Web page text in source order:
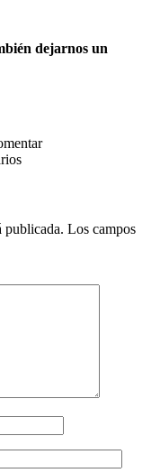
dejarnos un
publicada. Los campos